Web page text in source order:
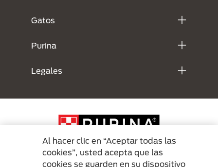
Gatos
Purina
Legales
Al hacer clic en “Aceptar todas las
cookies”, usted acepta que las
cookies se guarden en su dispositivo